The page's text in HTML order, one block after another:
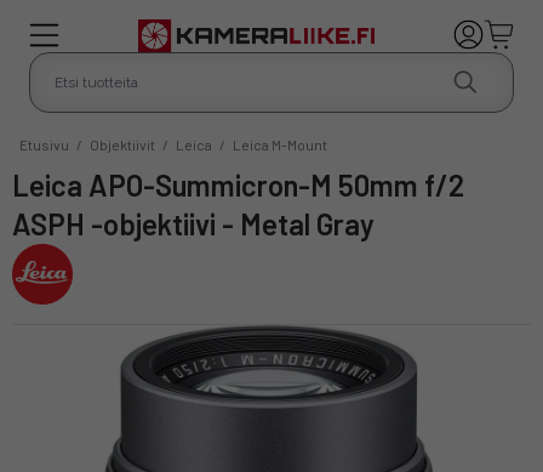
Etusivu / Objektiivit / Leica / Leica M-Mount
Leica APO-Summicron-M 50mm f/2
ASPH -objektiivi - Metal Gray